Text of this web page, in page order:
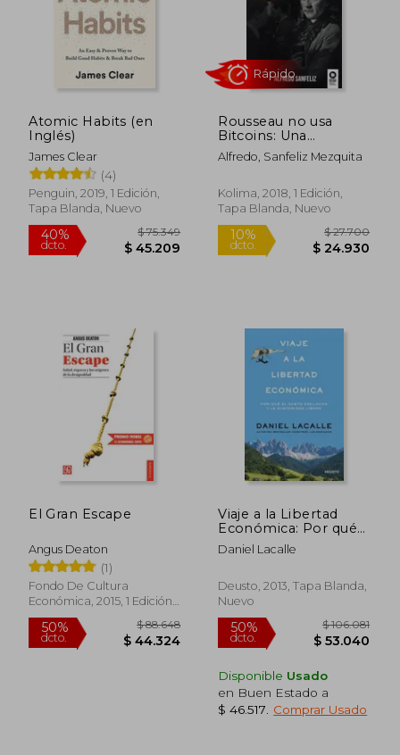
Atomic Habits (en
Inglés)
James Clear
(4)
Penguin, 2019, 1 Edición,
Tapa Blanda, Nuevo
40%
dcto.
Rousseau no usa
Bitcoins: Una
Revolución Pacífica
Hacia una Sociedad
Alfredo, Sanfeliz Mezquita
Kolima, 2018, 1 Edición,
Tapa Blanda, Nuevo
10%
dcto.
El Gran Escape
Angus Deaton
(1)
Fondo De Cultura
Económica, 2015, 1 Edición,
Tapa Blanda, Nuevo
Viaje a la Libertad
Económica: Por qué
el Gasto Esclaviza y la
Austeridad Libera
Daniel Lacalle
Deusto, 2013, Tapa Blanda,
Nuevo
Disponible Usado
en Buen Estado a
$ 46.517
Comprar Usado